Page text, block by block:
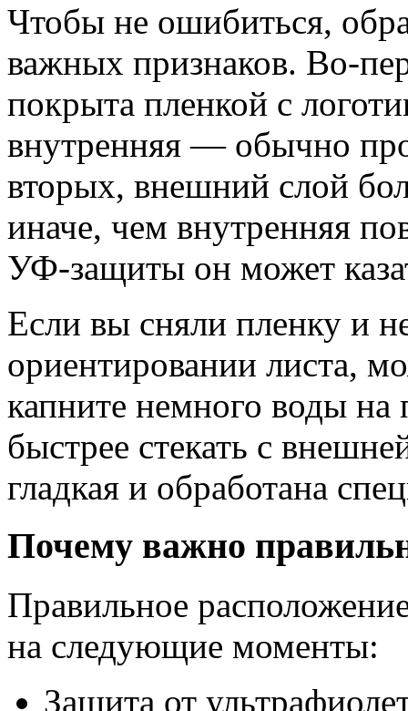
Чтобы не ошибиться,
важных признаков. Во-
покрыта пленкой с
внутренняя — обычно
вторых, внешний слой
иначе, чем внутренняя
УФ-защиты он может
Если вы сняли пленку и
ориентировании листа,
капните немного воды на
быстрее стекать с
гладкая и обработана
Почему важно
Правильное
на следующие моменты:
Защита от